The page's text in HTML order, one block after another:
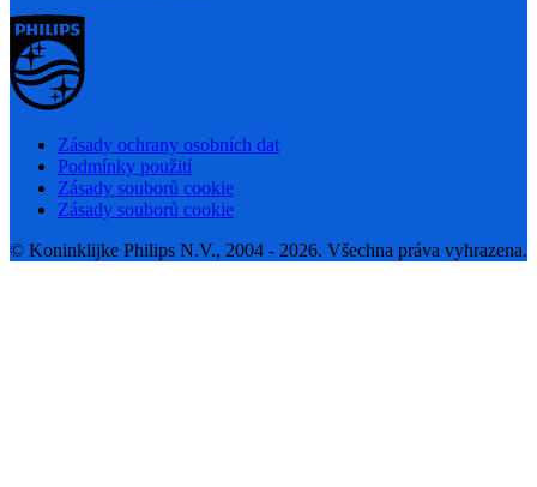
Zásady ochrany osobních dat
Podmínky použití
Zásady souborů cookie
Zásady souborů cookie
© Koninklijke Philips N.V., 2004 - 2026. Všechna práva vyhrazena.